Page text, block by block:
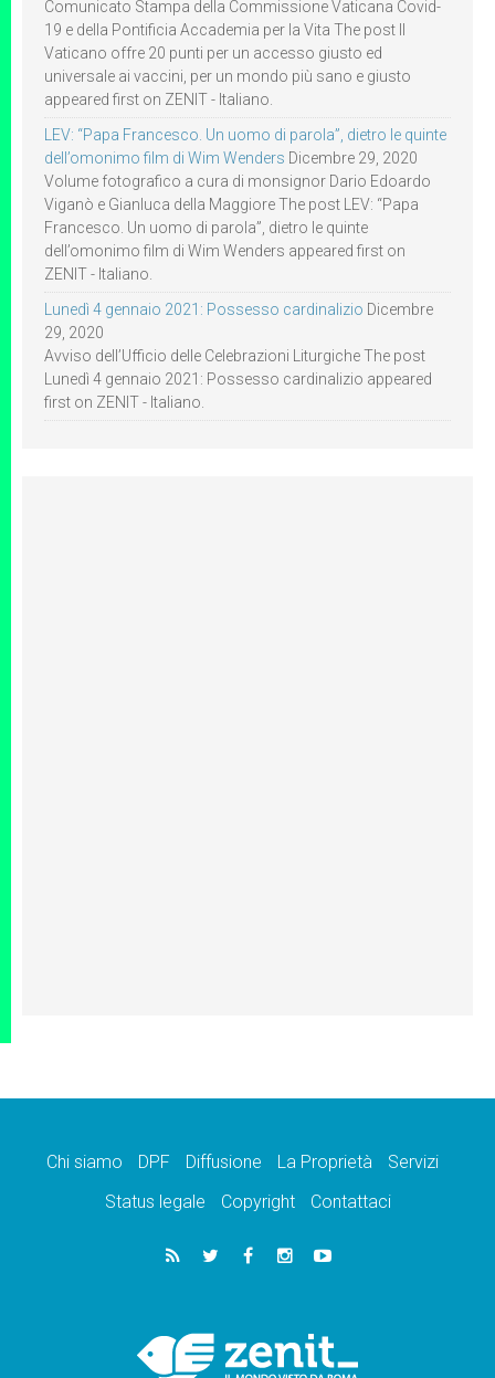
Comunicato Stampa della Commissione Vaticana Covid-
19 e della Pontificia Accademia per la Vita The post Il
Vaticano offre 20 punti per un accesso giusto ed
universale ai vaccini, per un mondo più sano e giusto
appeared first on ZENIT - Italiano.
LEV: “Papa Francesco. Un uomo di parola”, dietro le quinte
dell’omonimo film di Wim Wenders Dicembre 29, 2020
Volume fotografico a cura di monsignor Dario Edoardo
Viganò e Gianluca della Maggiore The post LEV: “Papa
Francesco. Un uomo di parola”, dietro le quinte
dell’omonimo film di Wim Wenders appeared first on
ZENIT - Italiano.
Lunedì 4 gennaio 2021: Possesso cardinalizio Dicembre
29, 2020
Avviso dell’Ufficio delle Celebrazioni Liturgiche The post
Lunedì 4 gennaio 2021: Possesso cardinalizio appeared
first on ZENIT - Italiano.
Chi siamo DPF Diffusione La Proprietà
Servizi
Status legale
Copyright Contattaci